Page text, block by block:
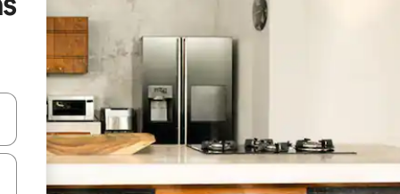
panah ke atas dan ke bawah atau jelajahi dengan sentuhan atau